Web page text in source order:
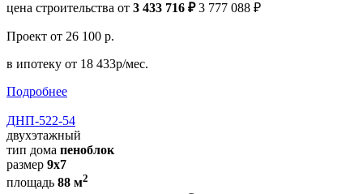
цена строительства от 3 433 716 ₽ 3 777 088 ₽
Проект от 26 100 р.
в ипотеку от 18 433р/мес.
Подробнее
ДНП-522-54
двухэтажный
тип дома пеноблок
размер 9х7
площадь 88 м2